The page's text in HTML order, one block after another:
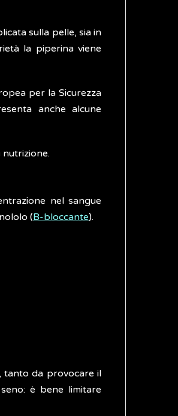
sulla pelle, sia in
la piperina viene
per la Sicurezza
anche alcune
nel sangue
(B-bloccante).
tanto da provocare il
è bene limitare